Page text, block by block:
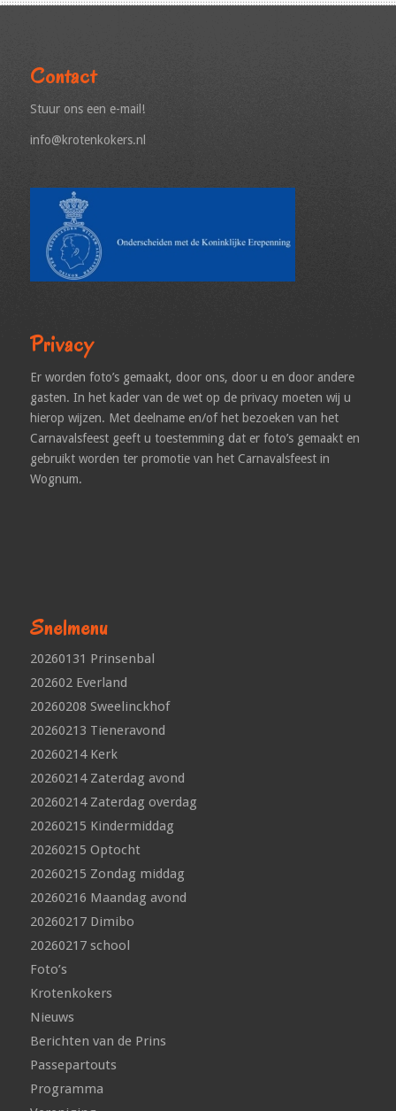
Contact
Stuur ons een e-mail!
info@krotenkokers.nl
Privacy
Er worden foto’s gemaakt, door ons, door u en door andere
gasten. In het kader van de wet op de privacy moeten wij u
hierop wijzen. Met deelname en/of het bezoeken van het
Carnavalsfeest geeft u toestemming dat er foto’s gemaakt en
gebruikt worden ter promotie van het Carnavalsfeest in
Wognum.
Snelmenu
20260131 Prinsenbal
202602 Everland
20260208 Sweelinckhof
20260213 Tieneravond
20260214 Kerk
20260214 Zaterdag avond
20260214 Zaterdag overdag
20260215 Kindermiddag
20260215 Optocht
20260215 Zondag middag
20260216 Maandag avond
20260217 Dimibo
20260217 school
Foto’s
Krotenkokers
Nieuws
Berichten van de Prins
Passepartouts
Programma